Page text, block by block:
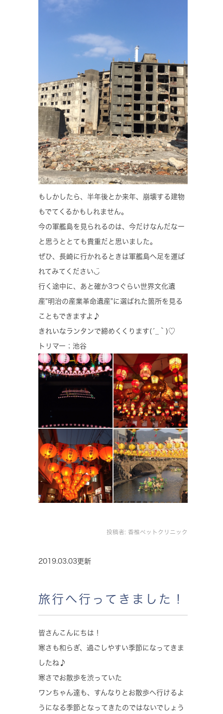
もしかしたら、半年後とか来年、崩壊する建物
もでてくるかもしれません。
今の軍艦島を見られるのは、今だけなんだなー
と思うととても貴重だと思いました。
ぜひ、長崎に行かれるときは軍艦島へ足を運ば
れてみてください◡̈
行く途中に、あと確か3つぐらい世界文化遺
産"明治の産業革命遺産"に選ばれた箇所を見る
こともできますよ♪
きれいなランタンで締めくくります(´_｀)♡
トリマー；池谷
投稿者: 香椎ペットクリニック
2019.03.03更新
旅行へ行ってきました！
皆さんこんにちは！
寒さも和らぎ、過ごしやすい季節になってきま
したね♪
寒さでお散歩を渋っていた
ワンちゃん達も、すんなりとお散歩へ行けるよ
うになる季節となってきたのではないでしょう